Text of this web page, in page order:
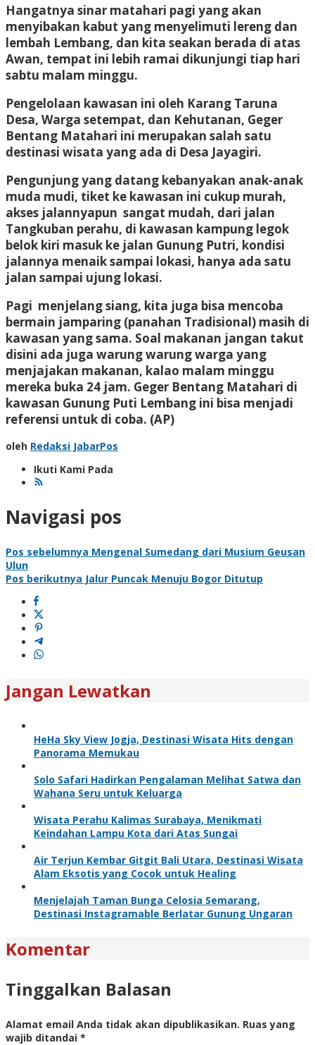
Hangatnya sinar matahari pagi yang akan
menyibakan kabut yang menyelimuti lereng dan
lembah Lembang, dan kita seakan berada di atas
Awan, tempat ini lebih ramai dikunjungi tiap hari
sabtu malam minggu.
Pengelolaan kawasan ini oleh Karang Taruna
Desa, Warga setempat, dan Kehutanan, Geger
Bentang Matahari ini merupakan salah satu
destinasi wisata yang ada di Desa Jayagiri.
Pengunjung yang datang kebanyakan anak-anak
muda mudi, tiket ke kawasan ini cukup murah,
akses jalannyapun sangat mudah, dari jalan
Tangkuban perahu, di kawasan kampung legok
belok kiri masuk ke jalan Gunung Putri, kondisi
jalannya menaik sampai lokasi, hanya ada satu
jalan sampai ujung lokasi.
Pagi menjelang siang, kita juga bisa mencoba
bermain jamparing (panahan Tradisional) masih di
kawasan yang sama. Soal makanan jangan takut
disini ada juga warung warung warga yang
menjajakan makanan, kalao malam minggu
mereka buka 24 jam. Geger Bentang Matahari di
kawasan Gunung Puti Lembang ini bisa menjadi
referensi untuk di coba. (AP)
oleh Redaksi JabarPos
Ikuti Kami Pada
Navigasi pos
Pos sebelumnya Mengenal Sumedang dari Musium Geusan
Ulun
Pos berikutnya Jalur Puncak Menuju Bogor Ditutup
Jangan Lewatkan
HeHa Sky View Jogja, Destinasi Wisata Hits dengan
Panorama Memukau
Solo Safari Hadirkan Pengalaman Melihat Satwa dan
Wahana Seru untuk Keluarga
Wisata Perahu Kalimas Surabaya, Menikmati
Keindahan Lampu Kota dari Atas Sungai
Air Terjun Kembar Gitgit Bali Utara, Destinasi Wisata
Alam Eksotis yang Cocok untuk Healing
Menjelajah Taman Bunga Celosia Semarang,
Destinasi Instagramable Berlatar Gunung Ungaran
Komentar
Tinggalkan Balasan
Alamat email Anda tidak akan dipublikasikan. Ruas yang
wajib ditandai *